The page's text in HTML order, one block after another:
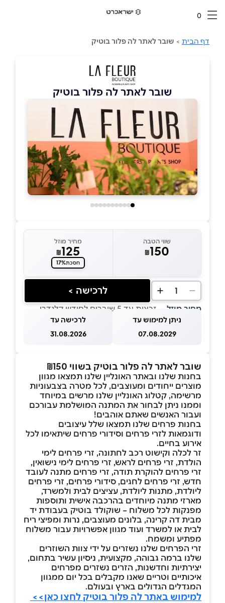
0
דף הבית > שובר לאתר לה פלור בוטיק
שובר לאתר לה פלור בוטיק
שווי הטבה
₪150
מחיר מוזל
₪125
חסכת17%
1 לרכישה >
מחיר מוזל — זכאות עד 5 שוברים לחודש קלנדרי
ניתן למימוש עד
07.08.2029
לרכישה עד
31.08.2026
שובר לאתר לה פלור בוטיק בשווי ₪150
בחנות שלנו ובאתר האונליין שלנו תמצאו מגוון
מוצרים ייחודים ומעוצבים, לכל מטרה בצבעוניות
מרשימה, קטלוג האונליין שלנו מרשים במיוחד
וממנו ניתן לבחור את המתנה המושלמת עבורכם
ועבור האנשים שאתם אוהבים!
בחנות פרחים שלנו תמצאו שלל עיצובים
ודוגמאות לזרי פרחים וסידורי פרחים שיתאימו לכל
אירוע בחיים.
זר לכלה וקישוט רכב לחתונה, זרי פרחים לימי
הולדת, זרי פרחים לראש, זרי פרחים לימי נישואין,
זרי פרחים להוקרת תודה, זרי פרחים מתנה לעובד
חדש, זרי פרחים לחגים, סידורי פרחים, זרי פרחים
ליולדת, מתנות ליולדת, עציצים לבית ולמשרד,
מארזי מתנה מיוחדים בהרכבה אישית ותוספות
מפנקות לכל משלוח – שוקולד בוטיק בעבודת יד
מבית דה קרינה, בלונים מעוצבים, נרות ומפיצי ריח
לבית או למשרד ועוד מגוון אפשרויות עבור משלוח
מפתיע ומשמח.
זרי הפרחים שלנו נשזרים על ידי צוות השוזרים
שלנו ברמה גבוהה, מקצועית, ניסיון עשיר בתחום,
יצירתיות וחדשנות, הזרים נשזרים מפרחים
איכותיים וטריים שאנו מקבלים בכל יום ממגוון
המגדלים הגדולים בארץ ובעולם.
למימוש באתר לה פלור בוטיק לחצו כאן>>